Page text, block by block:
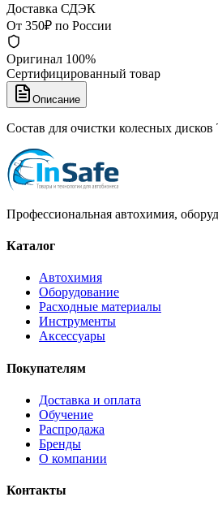
Доставка СДЭК
От 350₽ по России
Оригинал 100%
Сертифицированный товар
Описание
Состав для очистки колесных
Профессиональная автохимия,
Каталог
Автохимия
Оборудование
Расходные материалы
Инструменты
Аксессуары
Покупателям
Доставка и оплата
Обучение
Распродажа
Бренды
О компании
Контакты